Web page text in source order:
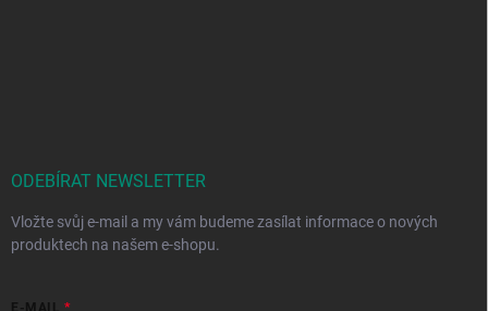
ODEBÍRAT NEWSLETTER
Vložte svůj e-mail a my vám budeme zasílat informace o nových
produktech na našem e-shopu.